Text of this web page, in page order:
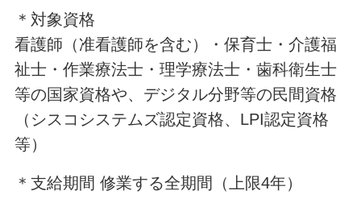
＊対象資格
看護師（准看護師を含む）・保育士・介護福
祉士・作業療法士・理学療法士・歯科衛生士
等の国家資格や、デジタル分野等の民間資格
（シスコシステムズ認定資格、LPI認定資格
等）
＊支給期間 修業する全期間（上限4年）